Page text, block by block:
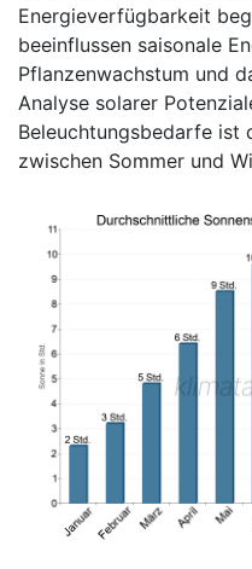
Energieverfügbarkeit
beeinflussen saisonale
Pflanzenwachstum und
Analyse solarer
Beleuchtungsbedarfe ist
zwischen Sommer und